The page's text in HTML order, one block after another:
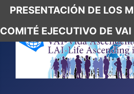
PRESENTACIÓN DE LOS
COMITÉ EJECUTIVO DE VAI